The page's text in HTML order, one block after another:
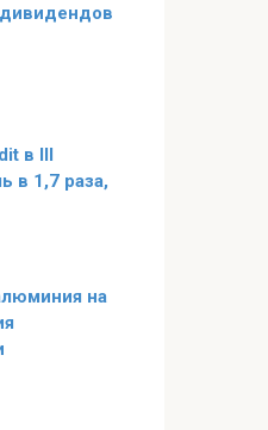
в III
в 1,7 раза,
на